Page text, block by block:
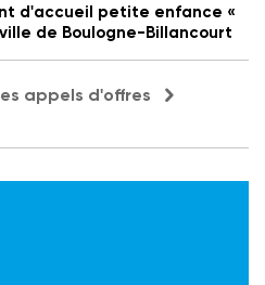
d'accueil petite enfance «
de Boulogne-Billancourt
appels d'offres